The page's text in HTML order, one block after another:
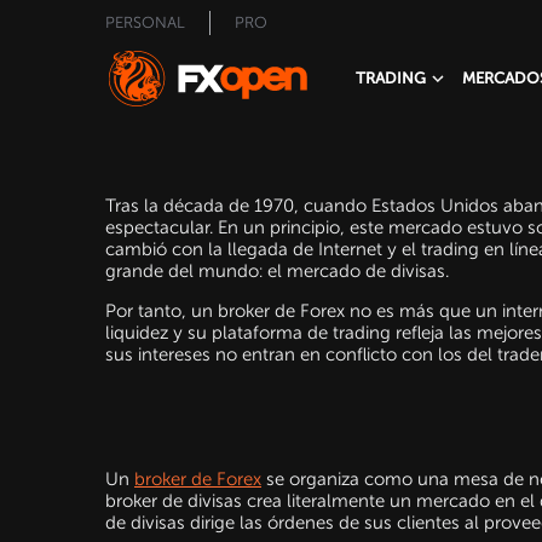
PERSONAL PRO
TRADING
Tras la década de 1970, cuando Estados Unidos
espectacular. En un principio, este mercado estuvo
cambió con la llegada de Internet y el trading en
grande del mundo: el mercado de divisas.
Por tanto, un broker de Forex no es más que un
liquidez y su plataforma de trading refleja las
sus intereses no entran en conflicto con los del
Un broker de Forex se organiza como una mesa de
broker de divisas crea literalmente un mercado en
de divisas dirige las órdenes de sus clientes al